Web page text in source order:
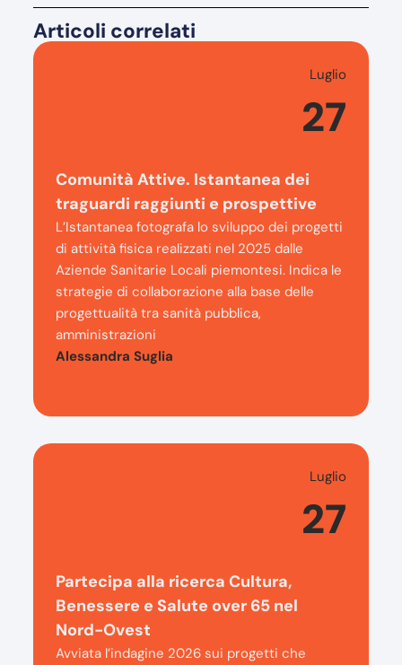
Articoli correlati
Luglio
27
Comunità Attive. Istantanea dei
traguardi raggiunti e prospettive
L’Istantanea fotografa lo sviluppo dei progetti
di attività fisica realizzati nel 2025 dalle
Aziende Sanitarie Locali piemontesi. Indica le
strategie di collaborazione alla base delle
progettualità tra sanità pubblica,
amministrazioni
Alessandra Suglia
Luglio
27
Partecipa alla ricerca Cultura,
Benessere e Salute over 65 nel
Nord-Ovest
Avviata l’indagine 2026 sui progetti che